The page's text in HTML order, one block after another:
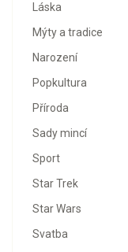
Láska
Mýty a tradice
Narození
Popkultura
Příroda
Sady mincí
Sport
Star Trek
Star Wars
Svatba